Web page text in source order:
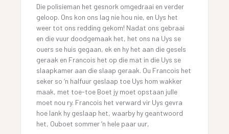
Die polisieman het gesnork omgedraai en verder
geloop. Ons kon ons lag nie hou nie, en Uys het
weer tot ons redding gekom! Nadat ons gebraai
en die vuur doodgemaak het, het ons na Uys se
ouers se huis gegaan, ek en hy het aan die gesels
geraak en Francois het op die mat in die Uys se
slaapkamer aan die slaap geraak. Ou Francois het
seker so ‘n halfuur geslaap toe Uys hom wakker
maak, met toe-toe Boet jy moet opstaan julle
moet nou ry. Francois het verward vir Uys gevra
hoe lank hy geslaap het, waarby hy geantwoord
het, Ouboet sommer ‘n hele paar uur,